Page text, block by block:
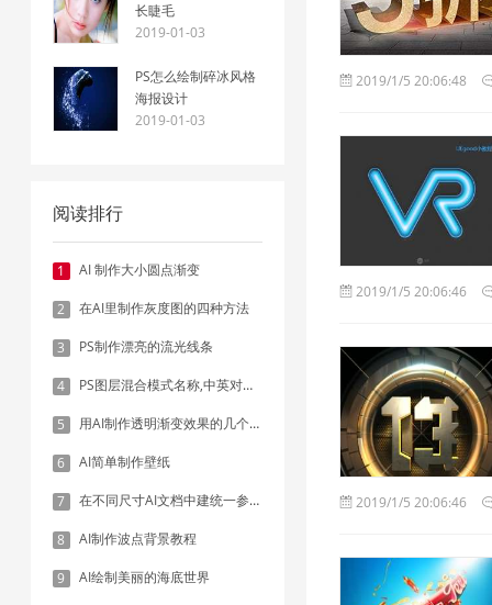
长睫毛
2019-01-03
PS怎么绘制碎冰风格
海报设计
2019-01-03
阅读排行
1 AI 制作大小圆点渐变
2 在AI里制作灰度图的四种方法
3 PS制作漂亮的流光线条
4 PS图层混合模式名称,中英对照表
5 用AI制作透明渐变效果的几个方法
6 AI简单制作壁纸
7 在不同尺寸AI文档中建统一参考线 - 方法1：对齐和分布
8 AI制作波点背景教程
9 AI绘制美丽的海底世界
2019/1/5 20:06:48
2019/1/5 20:06:46
2019/1/5 20:06:46